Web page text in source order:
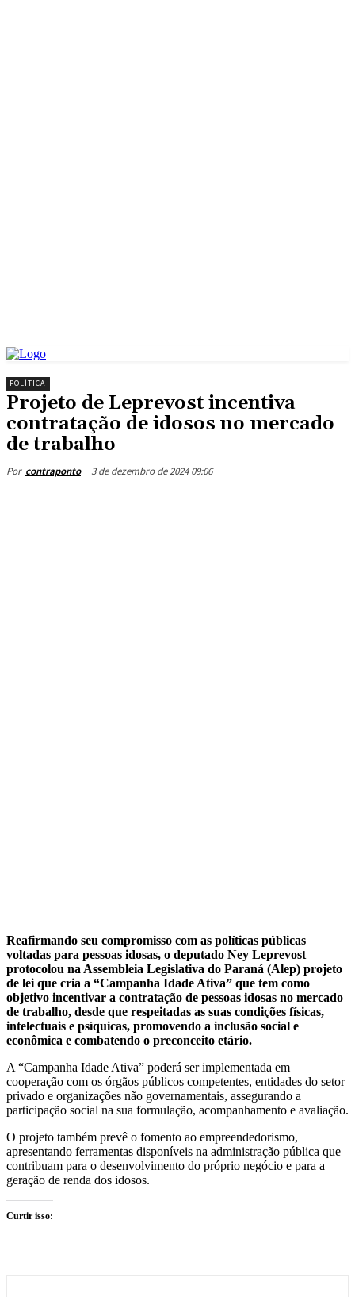
POLÍTICA
Projeto de Leprevost incentiva
contratação de idosos no mercado
de trabalho
Por contraponto 3 de dezembro de 2024 09:06
Reafirmando seu compromisso com as políticas públicas
voltadas para pessoas idosas, o deputado Ney Leprevost
protocolou na Assembleia Legislativa do Paraná (Alep) projeto
de lei que cria a “Campanha Idade Ativa” que tem como
objetivo incentivar a contratação de pessoas idosas no mercado
de trabalho, desde que respeitadas as suas condições físicas,
intelectuais e psíquicas, promovendo a inclusão social e
econômica e combatendo o preconceito etário.
A “Campanha Idade Ativa” poderá ser implementada em
cooperação com os órgãos públicos competentes, entidades do setor
privado e organizações não governamentais, assegurando a
participação social na sua formulação, acompanhamento e avaliação.
O projeto também prevê o fomento ao empreendedorismo,
apresentando ferramentas disponíveis na administração pública que
contribuam para o desenvolvimento do próprio negócio e para a
geração de renda dos idosos.
Curtir isso: